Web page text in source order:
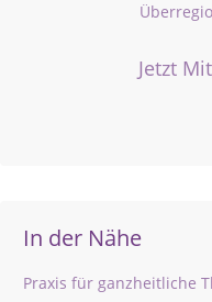
Jetzt
In der Nähe
Praxis für ganzheitliche